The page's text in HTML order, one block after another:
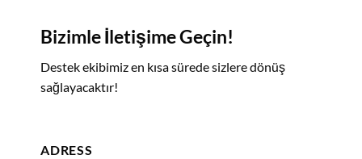
Bizimle İletişime Geçin!
Destek ekibimiz en kısa sürede sizlere dönüş
sağlayacaktır!
ADRESS